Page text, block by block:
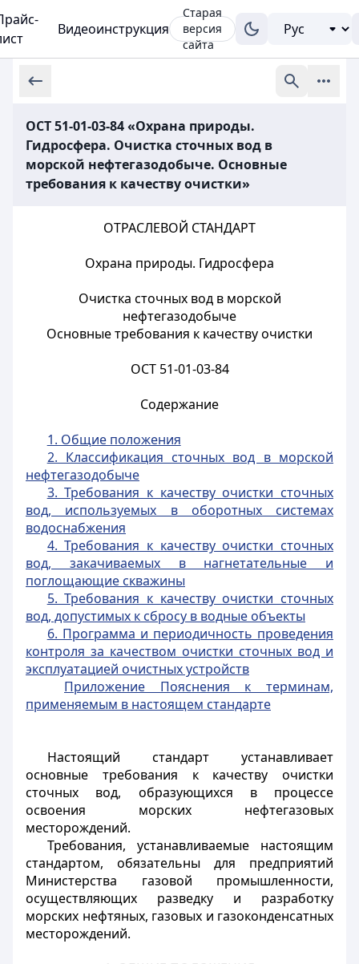
Видеоинструкция
Старая
версия
сайта
ОСТ 51-01-03-84 «Охрана природы.
Гидросфера. Очистка сточных вод в
морской нефтегазодобыче. Основные
требования к качеству очистки»
ОТРАСЛЕВОЙ СТАНДАРТ
Охрана природы. Гидросфера
Очистка сточных вод в морской
нефтегазодобыче
Основные требования к качеству очистки
ОСТ 51-01-03-84
Содержание
1. Общие положения
2. Классификация сточных вод в морской
нефтегазодобыче
3. Требования к качеству очистки сточных
вод, используемых в оборотных системах
водоснабжения
4. Требования к качеству очистки сточных
вод, закачиваемых в нагнетательные и
поглощающие скважины
5. Требования к качеству очистки сточных
вод, допустимых к сбросу в водные объекты
6. Программа и периодичность проведения
контроля за качеством очистки сточных вод и
эксплуатацией очистных устройств
Приложение Пояснения к терминам,
применяемым в настоящем стандарте
Настоящий стандарт устанавливает
основные требования к качеству очистки
сточных вод, образующихся в процессе
освоения морских нефтегазовых
месторождений.
Требования, устанавливаемые настоящим
стандартом, обязательны для предприятий
Министерства газовой промышленности,
осуществляющих разведку и разработку
морских нефтяных, газовых и газоконденсатных
месторождений.